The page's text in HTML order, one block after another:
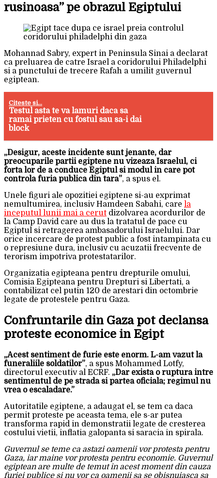
rusinoasa” pe obrazul Egiptului
Mohannad Sabry, expert in Peninsula Sinai a declarat
ca preluarea de catre Israel a coridorului Philadelphi
si a punctului de trecere Rafah a umilit guvernul
egiptean.
Citeste si...
Testul asta te va lamuri daca sa
ramai prieten cu fostul sau sa-i dai
block
„Desigur, aceste incidente sunt jenante, dar
preocuparile partii egiptene nu vizeaza Israelul, ci
forta lor de a conduce Egiptul si modul in care pot
controla furia publica din tara”, a spus el.
Unele figuri ale opozitiei egiptene si-au exprimat
nemultumirea, inclusiv Hamdeen Sabahi, care la
inceputul lunii mai a cerut dizolvarea acordurilor de
la Camp David care au dus la tratatul de pace cu
Egiptul si retragerea ambasadorului Israelului. Dar
orice incercare de protest public a fost intampinata cu
o represiune dura, inclusiv cu acuzatii frecvente de
terorism impotriva protestatarilor.
Organizatia egipteana pentru drepturile omului,
Comisia Egipteana pentru Drepturi si Libertati, a
contabilizat cel putin 120 de arestari din octombrie
legate de protestele pentru Gaza.
Confruntarile din Gaza pot declansa
proteste economice in Egipt
„Acest sentiment de furie este enorm. L-am vazut la
funeraliile soldatilor”, a spus Mohammed Lotfy,
directorul executiv al ECRF. „Dar exista o ruptura intre
sentimentul de pe strada si partea oficiala; regimul nu
vrea o escaladare.”
Autoritatile egiptene, a adaugat el, se tem ca daca
permit proteste pe aceasta tema, ele s-ar putea
transforma rapid in demonstratii legate de cresterea
costului vietii, inflatia galopanta si saracia in spirala.
Guvernul se teme ca astazi oamenii vor protesta pentru
Gaza, iar maine vor protesta pentru economie. Guvernul
egiptean are multe de temut in acest moment din cauza
furiei publice si nu vor ca oamenii sa se obisnuiasca sa